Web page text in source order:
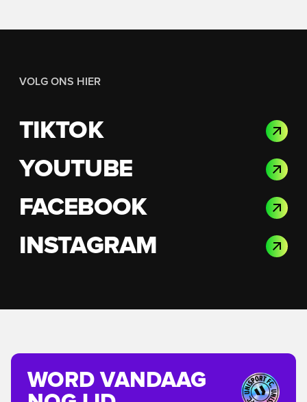
VOLG ONS HIER
TIKTOK
YOUTUBE
FACEBOOK
INSTAGRAM
WORD VANDAAG